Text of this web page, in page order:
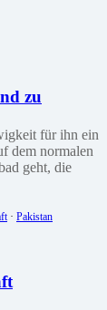
zu
für ihn ein
dem normalen
geht, die
· Pakistan